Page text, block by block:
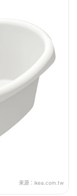
來源： ikea.com.tw